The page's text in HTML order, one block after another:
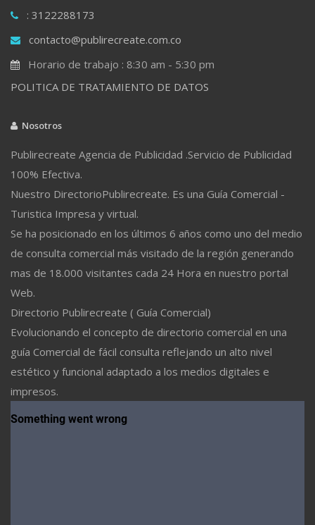
: 3122288173
contacto@publirecreate.com.co
Horario de trabajo : 8:30 am - 5:30 pm
POLITICA DE TRATAMIENTO DE DATOS
Nosotros
Publirecreate Agencia de Publicidad .Servicio de Publicidad
100% Efectiva.
Nuestro DirectorioPublirecreate. Es una Guía Comercial -
Turistica Impresa y virtual.
Se ha posicionado en los últimos 6 años como uno del medio
de consulta comercial más visitado de la región generando
mas de 18.000 visitantes cada 24 Hora en nuestro portal
Web.
Directorio Publirecreate ( Guía Comercial)
Evolucionando el concepto de directorio comercial en una
guía Comercial de fácil consulta reflejando un alto nivel
estético y funcional adaptado a los medios digitales e
impresos.